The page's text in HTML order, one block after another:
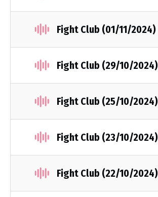
Fight Club (01/11/2024)
Fight Club (29/10/2024)
Fight Club (25/10/2024)
Fight Club (23/10/2024)
Fight Club (22/10/2024)